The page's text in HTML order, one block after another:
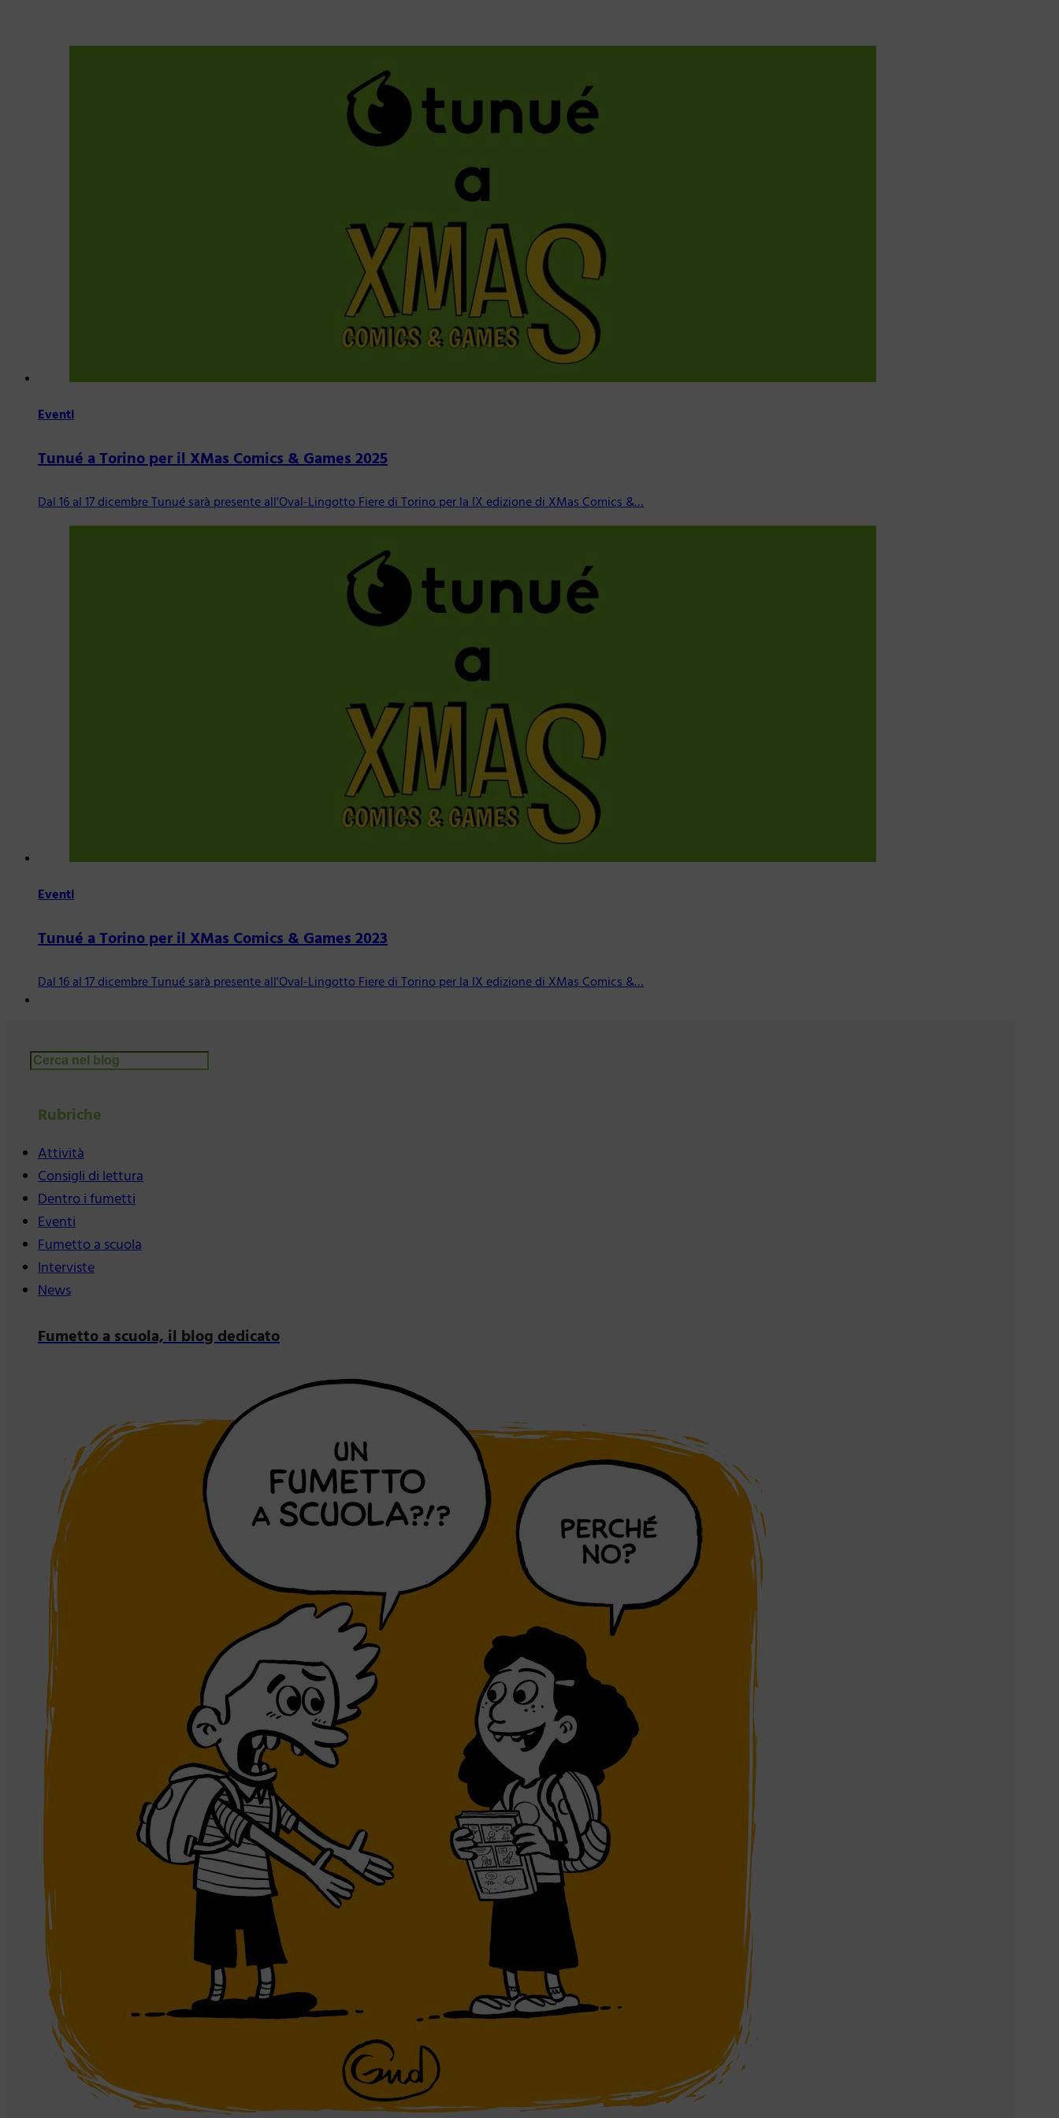
Eventi
Tunué a Torino per il XMas Comics & Games 2025
Dal 16 al 17 dicembre Tunué sarà presente all'Oval-Lingotto Fiere di Torino per la IX edizione di XMas Comics &…
Eventi
Tunué a Torino per il XMas Comics & Games 2023
Dal 16 al 17 dicembre Tunué sarà presente all'Oval-Lingotto Fiere di Torino per la IX edizione di XMas Comics &…
Cerca
Rubriche
Attività
Consigli di lettura
Dentro i fumetti
Eventi
Fumetto a scuola
Interviste
News
Fumetto a scuola, il blog dedicato